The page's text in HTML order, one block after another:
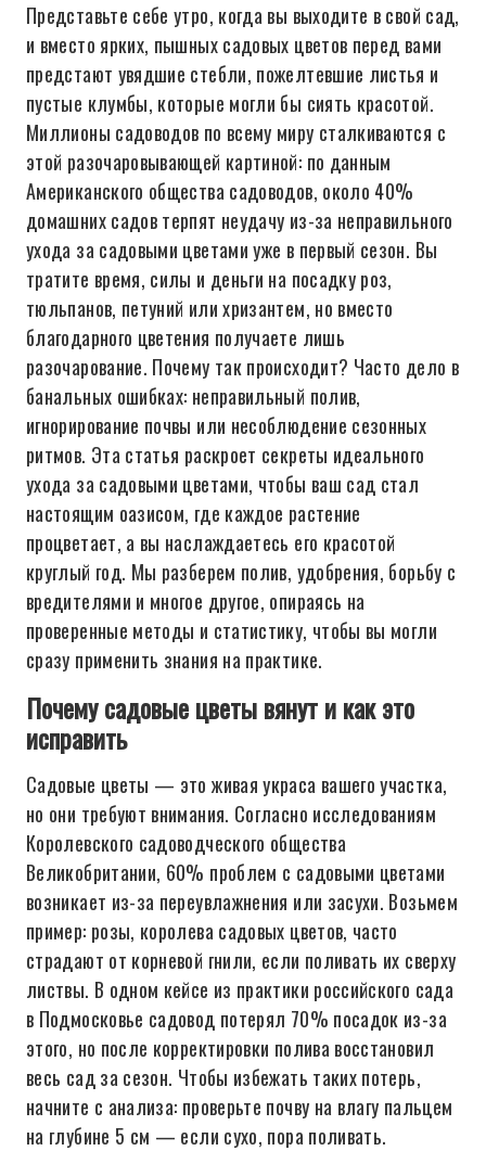
Представьте себе утро, когда вы выходите в свой сад,
и вместо ярких, пышных садовых цветов перед вами
предстают увядшие стебли, пожелтевшие листья и
пустые клумбы, которые могли бы сиять красотой.
Миллионы садоводов по всему миру сталкиваются с
этой разочаровывающей картиной: по данным
Американского общества садоводов, около 40%
домашних садов терпят неудачу из-за неправильного
ухода за садовыми цветами уже в первый сезон. Вы
тратите время, силы и деньги на посадку роз,
тюльпанов, петуний или хризантем, но вместо
благодарного цветения получаете лишь
разочарование. Почему так происходит? Часто дело в
банальных ошибках: неправильный полив,
игнорирование почвы или несоблюдение сезонных
ритмов. Эта статья раскроет секреты идеального
ухода за садовыми цветами, чтобы ваш сад стал
настоящим оазисом, где каждое растение
процветает, а вы наслаждаетесь его красотой
круглый год. Мы разберем полив, удобрения, борьбу с
вредителями и многое другое, опираясь на
проверенные методы и статистику, чтобы вы могли
сразу применить знания на практике.
Почему садовые цветы вянут и как это
исправить
Садовые цветы — это живая украса вашего участка,
но они требуют внимания. Согласно исследованиям
Королевского садоводческого общества
Великобритании, 60% проблем с садовыми цветами
возникает из-за переувлажнения или засухи. Возьмем
пример: розы, королева садовых цветов, часто
страдают от корневой гнили, если поливать их сверху
листвы. В одном кейсе из практики российского сада
в Подмосковье садовод потерял 70% посадок из-за
этого, но после корректировки полива восстановил
весь сад за сезон. Чтобы избежать таких потерь,
начните с анализа: проверьте почву на влагу пальцем
на глубине 5 см — если сухо, пора поливать.